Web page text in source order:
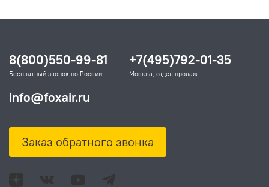
8(800)550-99-81
Бесплатный звонок по России
+7(495)792-01-35
Москва, отдел продаж
info@foxair.ru
Заказ обратного звонка